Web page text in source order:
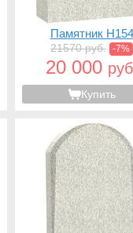
Памятник H154
21570 руб. -7%
20 000
Купить